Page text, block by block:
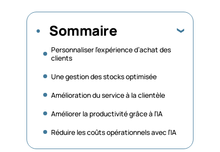
Sommaire
Personnaliser l’expérience d’achat des
clients
Une gestion des stocks optimisée
Amélioration du service à la clientèle
Améliorer la productivité grâce à l’IA
Réduire les coûts opérationnels avec l’IA